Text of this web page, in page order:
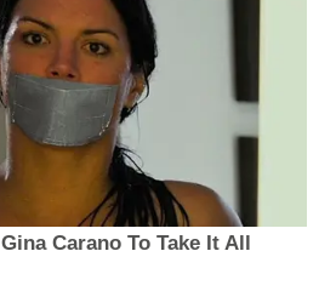
Carano To Take It All